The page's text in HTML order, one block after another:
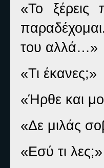
«Το
του αλλά…»
«Τι έκανες;»
«Ήρθε και
«Δε μιλάς
«Εσύ τι λες;»